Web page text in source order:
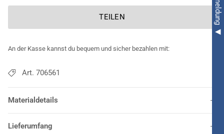
TEILEN
An der Kasse kannst du bequem und sicher bezahlen mit:
Art. 706561
Materialdetails
Lieferumfang